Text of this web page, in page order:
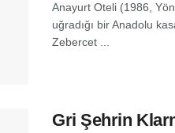
Anayurt Oteli (1986,
uğradığı bir Anadolu
Zebercet ...
Gri Şehrin